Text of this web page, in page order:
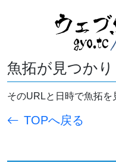
魚拓が見つかり
そのURLと日時で魚拓を
TOPへ戻る